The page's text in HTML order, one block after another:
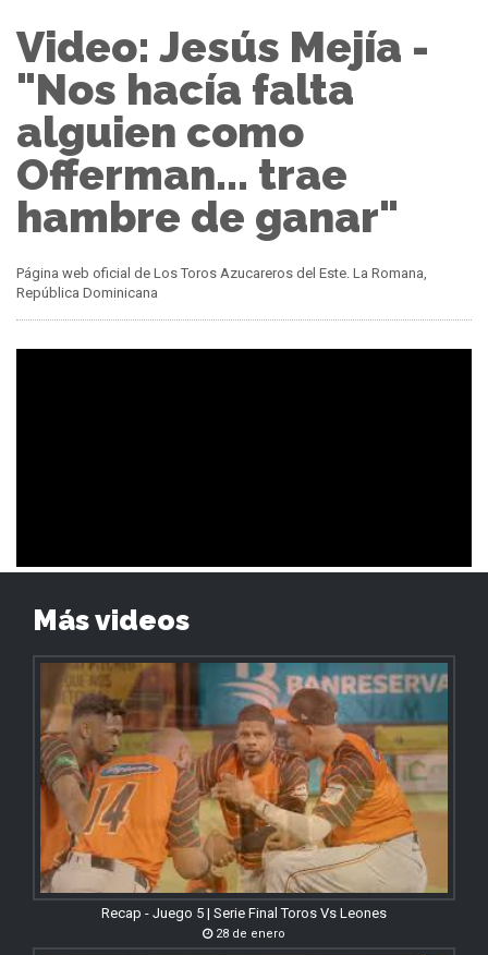
Video: Jesús Mejía -
"Nos hacía falta
alguien como
Offerman... trae
hambre de ganar"
Página web oficial de Los Toros Azucareros del Este. La Romana,
República Dominicana
Más videos
Recap - Juego 5 | Serie Final Toros Vs Leones
28 de enero